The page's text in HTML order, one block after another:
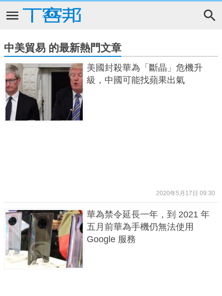
中美貿易 的最新熱門文章
美國封殺華為「斷晶」危機升
級，中國可能找蘋果出氣
2020年5月17日 09:30
華為禁令延長一年，到 2021 年
五月前華為手機仍無法使用
Google 服務